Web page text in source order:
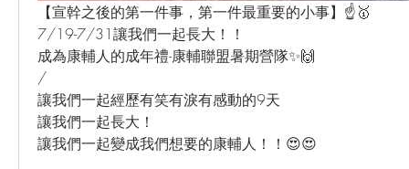
【宣幹之後的第一件事，第一件最重要的小事】☝️🥇
7/19-7/31讓我們一起長大！！
成為康輔人的成年禮-康輔聯盟暑期營隊✨🙌
/
讓我們一起經歷有笑有淚有感動的9天
讓我們一起長大！
讓我們一起變成我們想要的康輔人！！😍😍